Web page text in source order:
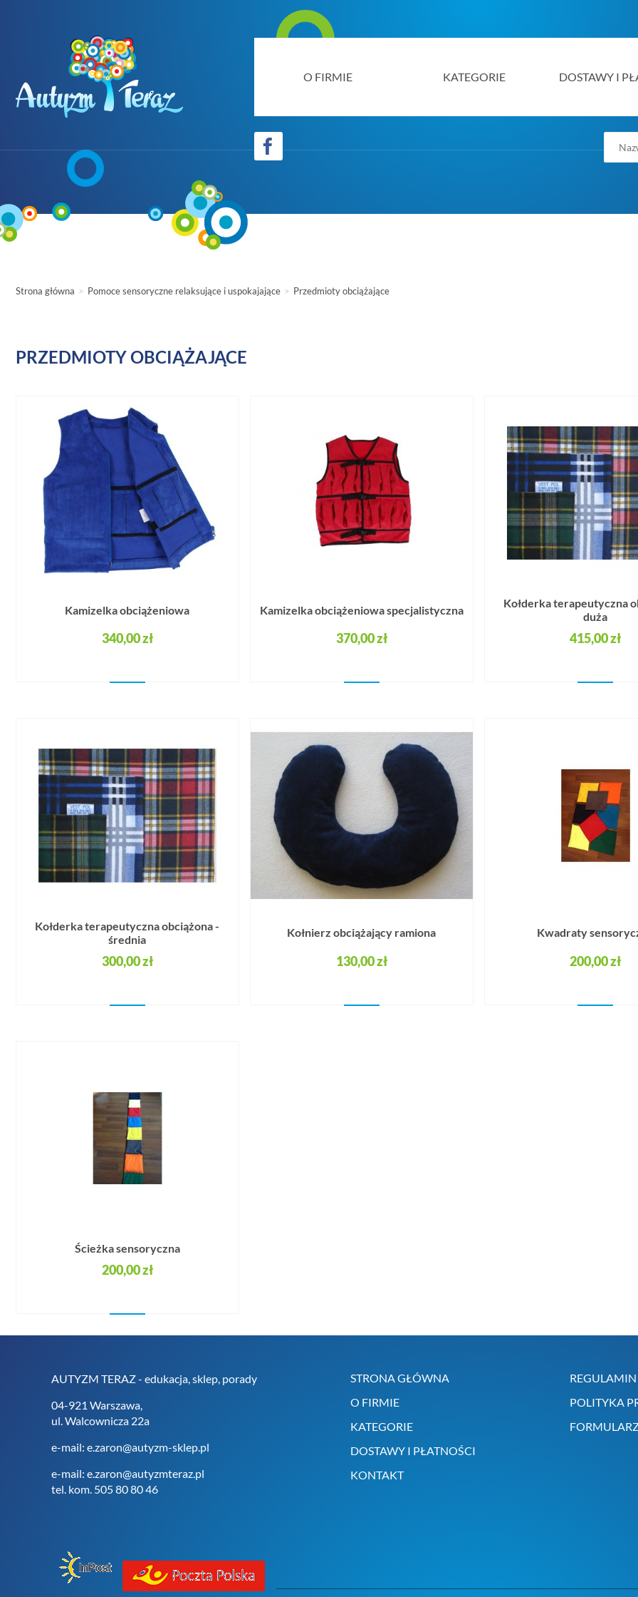
O FIRMIE KATEGORIE DOSTAWY I
Strona główna Pomoce sensoryczne relaksujące i uspokajające Przedmioty obciążające
PRZEDMIOTY OBCIĄŻAJĄCE
Kamizelka obciążeniowa
340,00 zł
Kamizelka obciążeniowa specjalistyczna
370,00 zł
Kołderka terapeutyczna
duża
415,00 zł
Kołderka terapeutyczna obciążona -
średnia
300,00 zł
Kołnierz obciążający ramiona
130,00 zł
Kwadraty
200,00 zł
Ścieżka sensoryczna
200,00 zł
AUTYZM TERAZ - edukacja, sklep, porady
04-921 Warszawa,
ul. Walcownicza 22a
e-mail: e.zaron@autyzm-sklep.pl
e-mail: e.zaron@autyzmteraz.pl
tel. kom. 505 80 80 46
STRONA GŁÓWNA
O FIRMIE
KATEGORIE
DOSTAWY I PŁATNOŚCI
KONTAKT
POLITYKA